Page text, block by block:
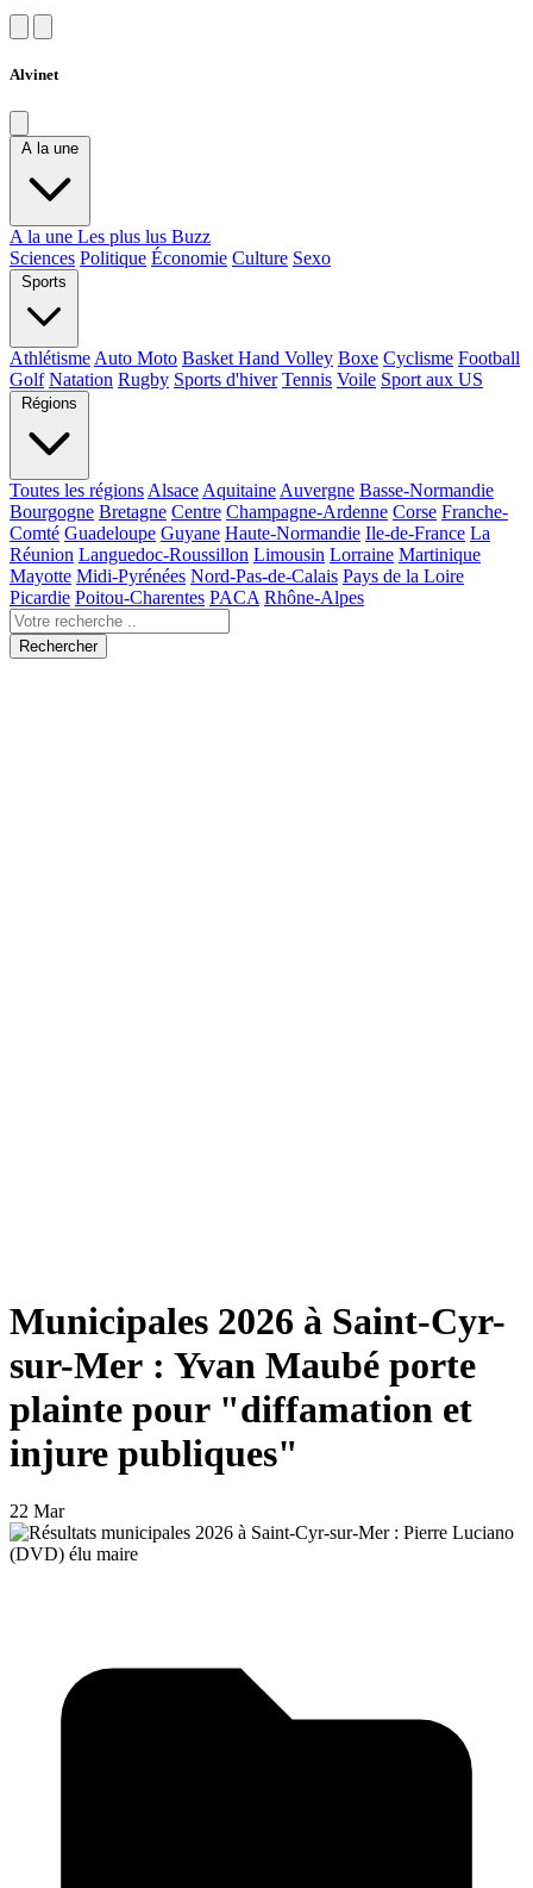
Alvinet
A la une
A la une Les plus lus Buzz
Sciences Politique Économie Culture Sexo
Sports
Athlétisme Auto Moto Basket Hand Volley Boxe Cyclisme Football
Golf Natation Rugby Sports d'hiver Tennis Voile Sport aux US
Régions
Toutes les régions Alsace Aquitaine Auvergne Basse-Normandie
Bourgogne Bretagne Centre Champagne-Ardenne Corse Franche-
Comté Guadeloupe Guyane Haute-Normandie Ile-de-France La
Réunion Languedoc-Roussillon Limousin Lorraine Martinique
Mayotte Midi-Pyrénées Nord-Pas-de-Calais Pays de la Loire
Picardie Poitou-Charentes PACA Rhône-Alpes
Rechercher
Municipales 2026 à Saint-Cyr-
sur-Mer : Yvan Maubé porte
plainte pour "diffamation et
injure publiques"
22 Mar